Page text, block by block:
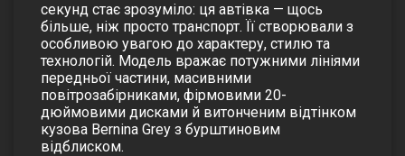
секунд стає зрозуміло: ця автівка — щось
більше, ніж просто транспорт. Її створювали з
особливою увагою до характеру, стилю та
технологій. Модель вражає потужними лініями
передньої частини, масивними
повітрозабірниками, фірмовими 20-
дюймовими дисками й витонченим відтінком
кузова Bernina Grey з бурштиновим
відблиском.